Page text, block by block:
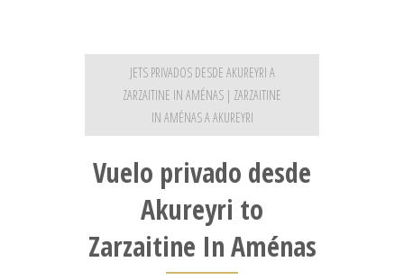
JETS PRIVADOS DESDE AKUREYRI A
ZARZAITINE IN AMÉNAS | ZARZAITINE
IN AMÉNAS A AKUREYRI
Vuelo privado desde
Akureyri to
Zarzaitine In Aménas